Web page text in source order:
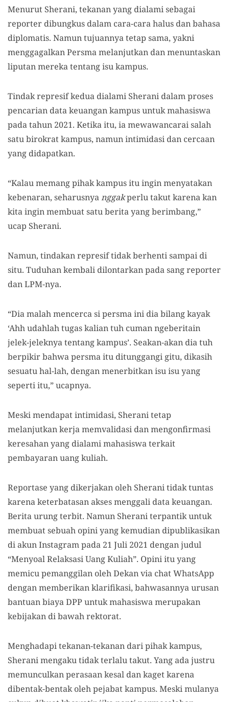
Menurut Sherani, tekanan yang dialami sebagai
reporter dibungkus dalam cara-cara halus dan bahasa
diplomatis. Namun tujuannya tetap sama, yakni
menggagalkan Persma melanjutkan dan menuntaskan
liputan mereka tentang isu kampus.
Tindak represif kedua dialami Sherani dalam proses
pencarian data keuangan kampus untuk mahasiswa
pada tahun 2021. Ketika itu, ia mewawancarai salah
satu birokrat kampus, namun intimidasi dan cercaan
yang didapatkan.
“Kalau memang pihak kampus itu ingin menyatakan
kebenaran, seharusnyanggakperlu takut karena kan
kita ingin membuat satu berita yang berimbang,”
ucap Sherani.
Namun, tindakan represif tidak berhenti sampai di
situ. Tuduhan kembali dilontarkan pada sang reporter
dan LPM-nya.
“Dia malah mencerca si persma ini dia bilang kayak
‘Ahh udahlah tugas kalian tuh cuman ngeberitain
jelek-jeleknya tentang kampus’. Seakan-akan dia tuh
berpikir bahwa persma itu ditunggangi gitu, dikasih
sesuatu hal-lah, dengan menerbitkan isu isu yang
seperti itu,” ucapnya.
Meski mendapat intimidasi, Sherani tetap
melanjutkan kerja memvalidasi dan mengonfirmasi
keresahan yang dialami mahasiswa terkait
pembayaran uang kuliah.
Reportase yang dikerjakan oleh Sherani tidak tuntas
karena keterbatasan akses menggali data keuangan.
Berita urung terbit. Namun Sherani terpantik untuk
membuat sebuah opini yang kemudian dipublikasikan
di akun Instagram pada 21 Juli 2021 dengan judul
“Menyoal Relaksasi Uang Kuliah”. Opini itu yang
memicu pemanggilan oleh Dekan via chat WhatsApp
dengan memberikan klarifikasi, bahwasannya urusan
bantuan biaya DPP untuk mahasiswa merupakan
kebijakan di bawah rektorat.
Menghadapi tekanan-tekanan dari pihak kampus,
Sherani mengaku tidak terlalu takut. Yang ada justru
memunculkan perasaan kesal dan kaget karena
dibentak-bentak oleh pejabat kampus. Meski mulanya